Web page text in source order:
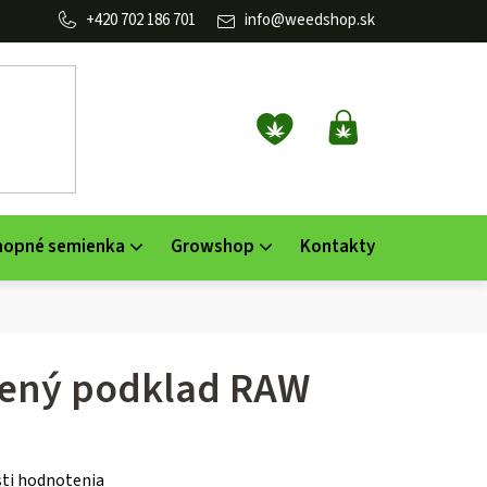
info@weedshop.sk
702 186 701
NÁKUPNÝ
KOŠÍK
semienka Growshop Kontakty
podklad RAW
hodnotenia